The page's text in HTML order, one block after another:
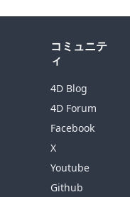
コミュニテ
ィ
4D Blog
4D Forum
Facebook
X
Youtube
Github